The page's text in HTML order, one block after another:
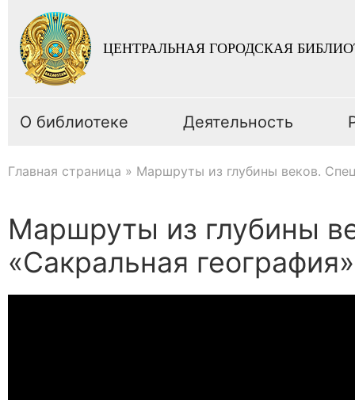
ЦЕНТРАЛЬНАЯ ГОРОДСКАЯ
О библиотеке Деятельность
Главная страница » Маршруты из глубины веков.
Маршруты из глубины
«Сакральная география»